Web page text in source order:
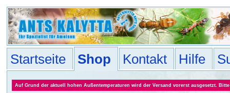
Startseite Shop Kontakt Hilfe
Auf Grund der aktuell hohen Außentemperaturen wird der Versand vorerst ausgesetzt.